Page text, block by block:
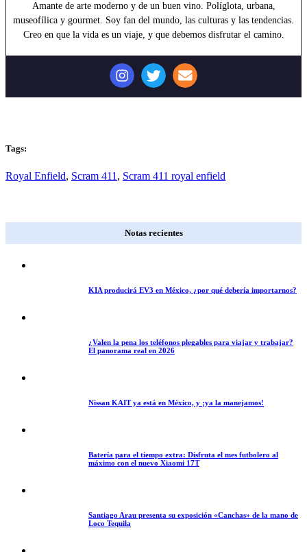
Amante de arte moderno y de un buen vino. Políglota, urbana,
museofílica y gourmet. Soy fan del mundo, las culturas y las tendencias.
Creo en que la vida es un viaje, y que debemos disfrutar el camino.
Tags:
Royal Enfield, Scram 411 , Scram 411 royal enfield
Notas recientes
KIA producirá EV3 en México, ¿por qué debería importarnos?
¿Valen la pena los teléfonos plegables para viajar y trabajar?
El panorama real en 2026
Nissan KAIT ya está en México, y ¡ya la manejamos!
Batería para el tiempo extra: Disfruta el mes futbolero al
máximo con el nuevo Xiaomi 17T
Santiago Arau presenta su exposición «Canchas» de la mano de
Loco Tequila